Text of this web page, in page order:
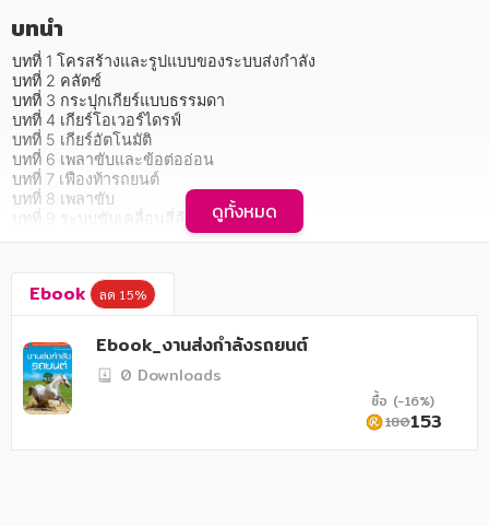
หมวดหมู่หนังสือ
อาหาร สุขภาพ การแพทย์
ศิลปะ บันเทิง กีฬา ท่องเที่ยว
สังคม วัฒนธรรม การปกครอง ศาสนาและปรัชญา
กฎหมาย สัญญา ภาษี
นิตยสาร หนังสือพิมพ์
ครอบครัว
บทนำ
บทที่ 1 โครสร้างและรูปแบบของระบบส่งกำลัง
บทที่ 2 คลัตซ์
บทที่ 3 กระปุกเกียร์แบบธรรมดา
บทที่ 4 เกียร์โอเวอร์ไดรฟ์
บทที่ 5 เกียร์อัตโนมัติ
บทที่ 6 เพลาขับและข้อต่ออ่อน
บทที่ 7 เฟืองท้ารถยนต์
บทที่ 8 เพลาขับ
บทที่ 9 ระบบขับเคลื่อนสี่ล้อ
บทที่ 10 การวินิจฉัยปัญหาแลพแก้ไขข้อขัดข้องของระบบส่งกำลัง
บทที่ 11 การบำรุงรักษาระบบส่งกำลัง
"งานส่งกำลังรถยนต์"
เล่มนี้มีเนื้หาที่ครอบคลุมในเรื่องคลัตช์
เกียร์ เพลา และเทคโนโลยีใหม่ๆ ในระบบส่งกำลัง ดังนั้นจึงเหมาะที่จะ
นำมาใช้เพื่อศึกษาหาความรู้ในด้านทฤษฎีและปฏิบัติของระบบส่งกำลัง
รถยนต์ได้เป็นอย่างดี ทังนี้เนื่องจากอาจารย์ผู้จัดทำหนังสือเล่มนี้มีความ
รู้และประสบการณ์ในด้านการสอนวิชาส่งกำลังรถยนต์โดยตรง
ดูทั้งหมด
Ebook ลด 15%
Ebook_งานส่งกำลังรถยนต์
0 Downloads
ซื้อ (-16%)
180153